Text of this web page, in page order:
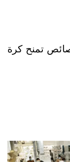
تمنح كرة